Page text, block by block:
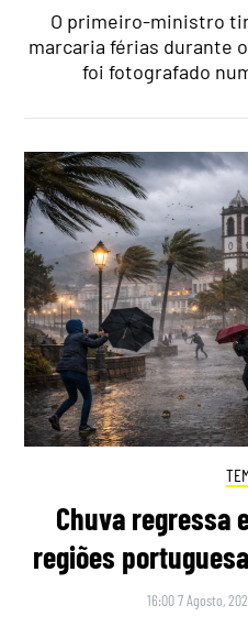
O primeiro-ministro
marcaria férias durante
foi fotografado
Chuva regressa
regiões
16:00 7 Agosto,